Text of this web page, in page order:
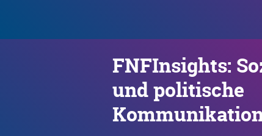
FNFInsights:
und politische